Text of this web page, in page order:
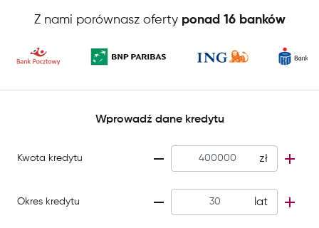
Z nami porównasz oferty ponad 16 banków
Wprowadź dane kredytu
Kwota kredytu zł
Okres kredytu lat